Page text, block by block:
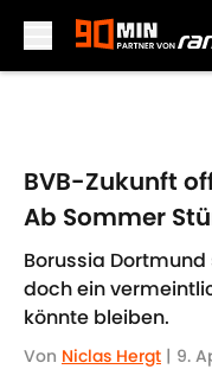
BVB-Zukunft
Ab Sommer
Borussia
doch ein
könnte bleiben.
Von Niclas Hergt | 9.